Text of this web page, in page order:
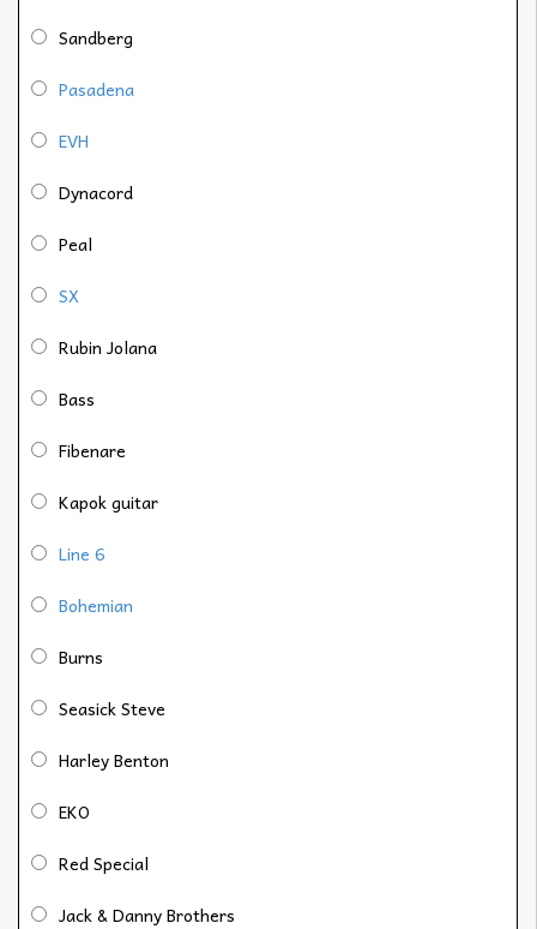
Sandberg
Pasadena
EVH
Dynacord
Peal
SX
Rubin Jolana
Bass
Fibenare
Kapok guitar
Line 6
Bohemian
Burns
Seasick Steve
Harley Benton
EKO
Red Special
Jack & Danny Brothers